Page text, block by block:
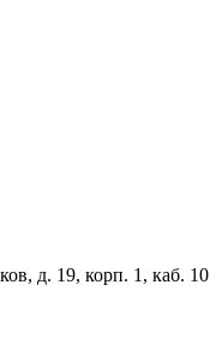
д. 19, корп. 1, каб. 10